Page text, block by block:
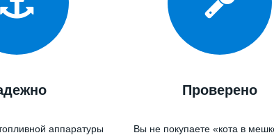
аппаратуры
Проверено
Вы не покупаете «кота в